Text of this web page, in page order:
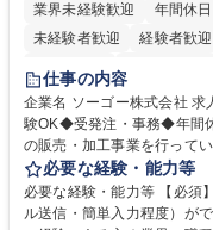
業界未経験歓迎
年間休
未経験者歓迎
経験者歓迎
交通費支給
仕事の内容
企業名 ソーゴー株式会社 求人名 東京都品川区【営業アシスタント】未経
験OK◆受発注・事務◆年間休日130日 仕事の内容 樹脂
の販売・加工事業を行って
いたします。注文対応や
か、電話・メール対応等の事務業務を担
Xによる注文対応、Web発
必要な経験・能力等
必要な経験・能力等 【必須
ル送信・簡単入力程度）が